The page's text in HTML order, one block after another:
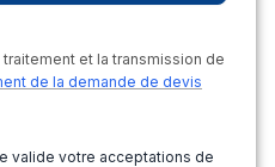
et la transmission de
de la demande de devis
valide votre acceptations de